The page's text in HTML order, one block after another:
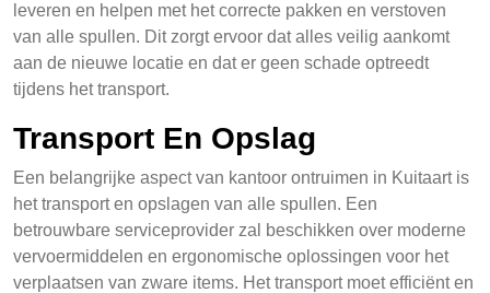
leveren en helpen met het correcte pakken en verstoven
van alle spullen. Dit zorgt ervoor dat alles veilig aankomt
aan de nieuwe locatie en dat er geen schade optreedt
tijdens het transport.
Transport En Opslag
Een belangrijke aspect van kantoor ontruimen in Kuitaart is
het transport en opslagen van alle spullen. Een
betrouwbare serviceprovider zal beschikken over moderne
vervoermiddelen en ergonomische oplossingen voor het
verplaatsen van zware items. Het transport moet efficiënt en